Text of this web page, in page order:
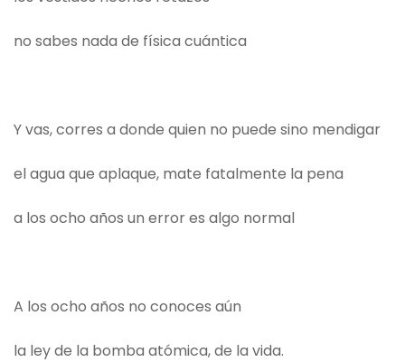
no sabes nada de física cuántica
Y vas, corres a donde quien no puede sino mendigar
el agua que aplaque, mate fatalmente la pena
a los ocho años un error es algo normal
A los ocho años no conoces aún
la ley de la bomba atómica, de la vida.